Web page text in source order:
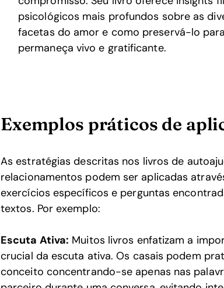
psicológicos mais profundos sobre as
facetas do amor e como preservá-lo
permaneça vivo e gratificante.
Exemplos práticos de
As estratégias descritas nos livros de
relacionamentos podem ser aplicadas
exercícios específicos e perguntas
textos. Por exemplo:
Escuta Ativa: Muitos livros enfatizam a
crucial da escuta ativa. Os casais podem
conceito concentrando-se apenas nas